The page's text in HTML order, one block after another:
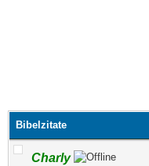
Bibelzitate
Charly